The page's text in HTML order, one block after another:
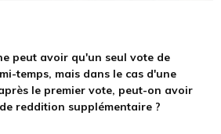
peut avoir qu'un seul vote de
temps, mais dans le cas d'une
le premier vote, peut-on avoir
reddition supplémentaire ?